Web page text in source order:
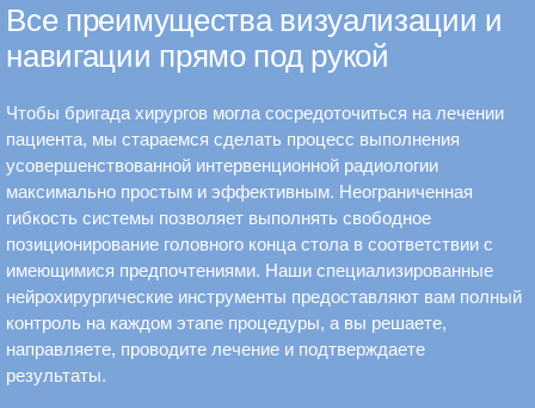
Все преимущества визуализации и
навигации прямо под рукой
Чтобы бригада хирургов могла сосредоточиться на лечении
пациента, мы стараемся сделать процесс выполнения
усовершенствованной интервенционной радиологии
максимально простым и эффективным. Неограниченная
гибкость системы позволяет выполнять свободное
позиционирование головного конца стола в соответствии с
имеющимися предпочтениями. Наши специализированные
нейрохирургические инструменты предоставляют вам полный
контроль на каждом этапе процедуры, а вы решаете,
направляете, проводите лечение и подтверждаете
результаты.